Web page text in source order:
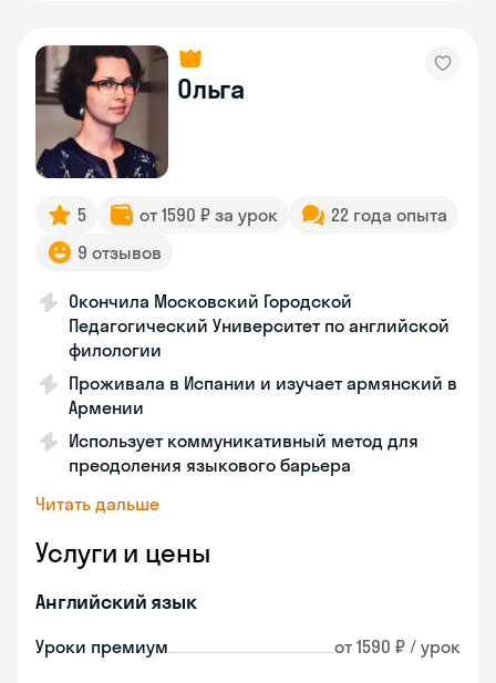
Ольга
5 от 1590 ₽ за урок
22 года опыта
9 отзывов
Окончила Московский Городской
Педагогический Университет по английской
филологии
Проживала в Испании и изучает армянский в
Армении
Использует коммуникативный метод для
преодоления языкового барьера
Читать дальше
Услуги и цены
Английский язык
Уроки премиум от 1590 ₽ / урок